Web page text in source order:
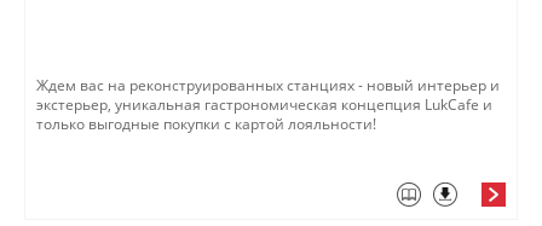
Ждем вас на реконструированных станциях - новый интерьер и
экстерьер, уникальная гастрономическая концепция LukCafe и
только выгодные покупки с картой лояльности!​